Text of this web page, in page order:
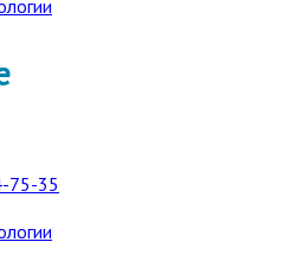
75-35